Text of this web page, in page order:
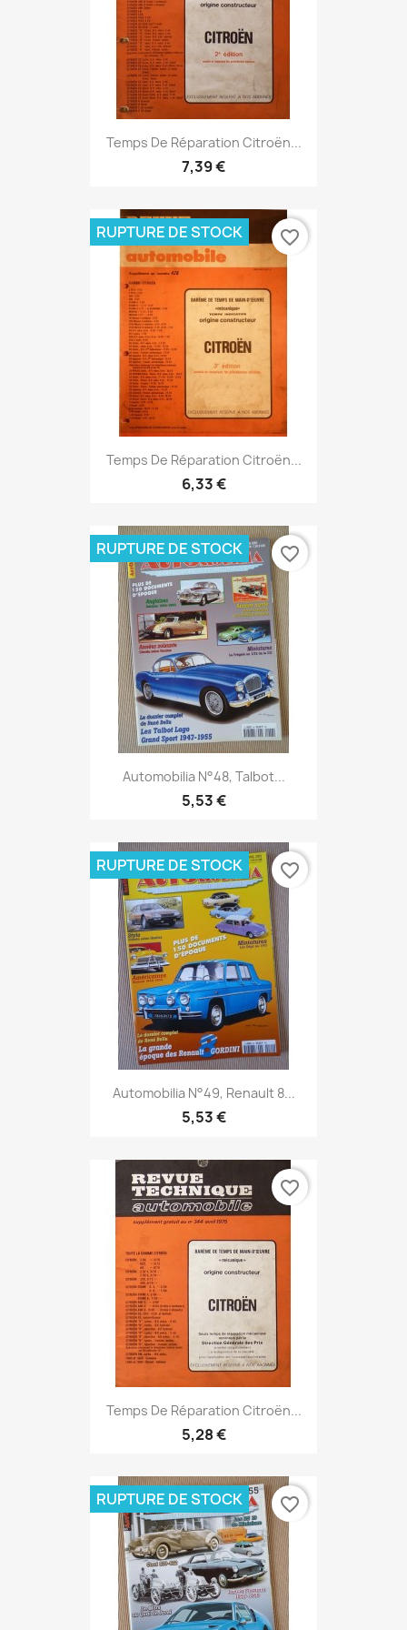
Temps De Réparation Citroën...
7,39 €
Temps De Réparation Citroën...
6,33 €
RUPTURE DE STOCK favorite_border
Automobilia N°48, Talbot...
5,53 €
RUPTURE DE STOCK favorite_border
Automobilia N°49, Renault 8...
5,53 €
RUPTURE DE STOCK favorite_border
Temps De Réparation Citroën...
5,28 €
favorite_border
RUPTURE DE STOCK favorite_border